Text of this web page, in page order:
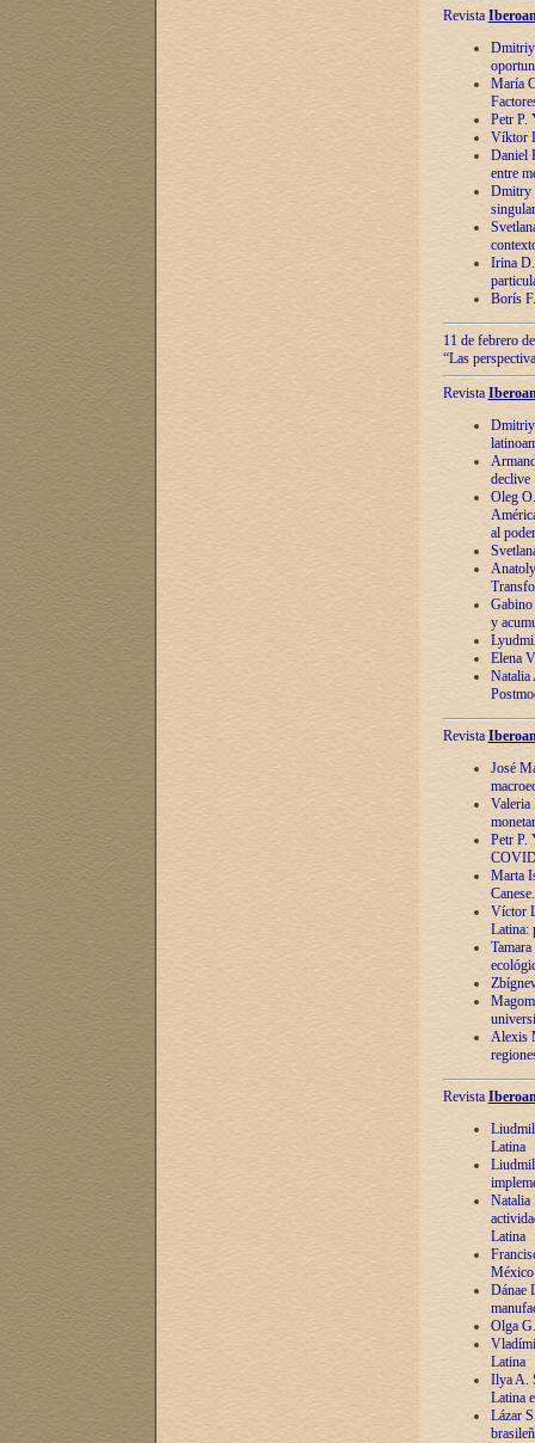
Revista
Dmitriy
María
Petr P.
Víktor
Daniel
entre
Dmitry
Irina
Borís
11 de febrero
“Las
Revista
Dmitriy
declive
Oleg
al poder
y
Elena
Natalia
Revista
José
Valeria
Petr P.
Marta
Víctor
Latina:
Alexis
Revista
Latina
Natalia
Latina
México
Dánae
Olga
Latina
Ilya A.
Latina
Lázar